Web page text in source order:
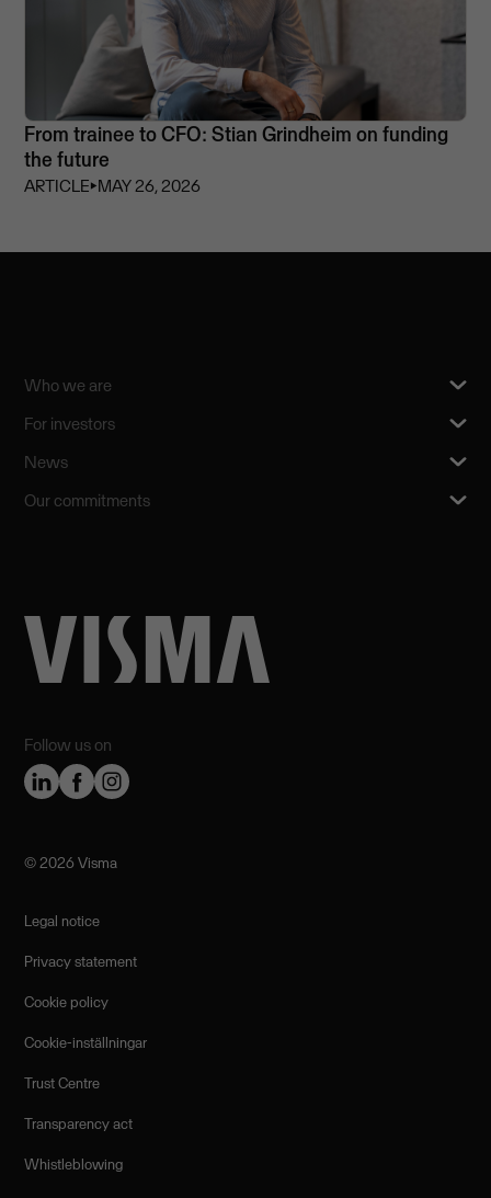
From trainee to CFO: Stian Grindheim on funding
the future
ARTICLE⏵MAY 26, 2026
Follow us on
Who we are
For investors
News
Our commitments
©️ 2026 Visma
Legal notice
Privacy statement
Cookie policy
Cookie-inställningar
Trust Centre
Transparency act
Whistleblowing